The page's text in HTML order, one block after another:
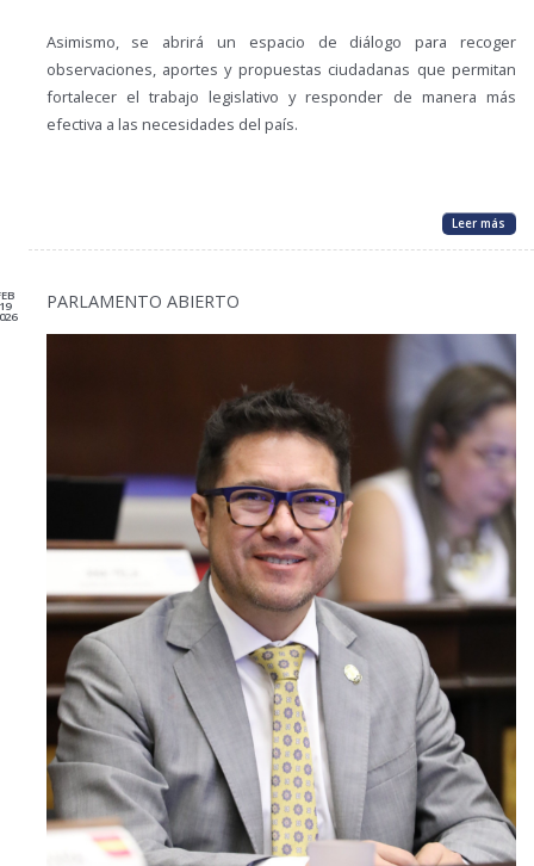
Asimismo, se abrirá un espacio de diálogo para recoger
observaciones, aportes y propuestas ciudadanas que permitan
fortalecer el trabajo legislativo y responder de manera más
efectiva a las necesidades del país.
Leer más
19 PARLAMENTO ABIERTO